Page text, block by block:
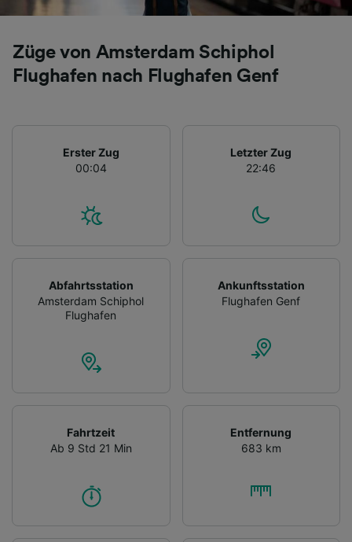
Züge von Amsterdam Schiphol
Flughafen nach Flughafen Genf
Erster Zug
00:04
Letzter Zug
22:46
Abfahrtsstation
Amsterdam Schiphol
Flughafen
Ankunftsstation
Flughafen Genf
Fahrtzeit
Ab 9 Std 21 Min
Entfernung
683 km